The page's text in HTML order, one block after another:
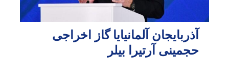
آذربایجان آلمانیایا گاز اخراجی
حجمینی آرتیرا بیلر